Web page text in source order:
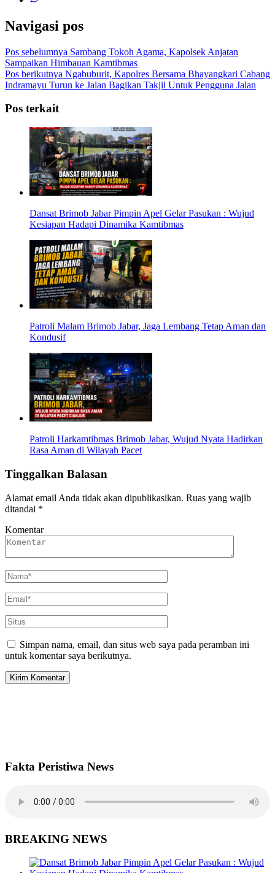
Navigasi pos
Pos sebelumnya Sambang Tokoh Agama, Kapolsek Anjatan
Sampaikan Himbauan Kamtibmas
Pos berikutnya Ngabuburit, Kapolres Bersama Bhayangkari Cabang
Indramayu Turun ke Jalan Bagikan Takjil Untuk Pengguna Jalan
Pos terkait
Dansat Brimob Jabar Pimpin Apel Gelar Pasukan : Wujud
Kesiapan Hadapi Dinamika Kamtibmas
Patroli Malam Brimob Jabar, Jaga Lembang Tetap Aman dan
Kondusif
Patroli Harkamtibmas Brimob Jabar, Wujud Nyata Hadirkan
Rasa Aman di Wilayah Pacet
Tinggalkan Balasan
Alamat email Anda tidak akan dipublikasikan. Ruas yang wajib
ditandai *
Komentar
Simpan nama, email, dan situs web saya pada peramban ini
untuk komentar saya berikutnya.
Fakta Peristiwa News
BREAKING NEWS